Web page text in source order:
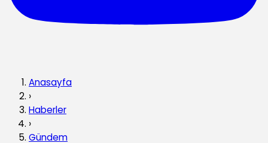
Anasayfa
›
Haberler
›
Gündem